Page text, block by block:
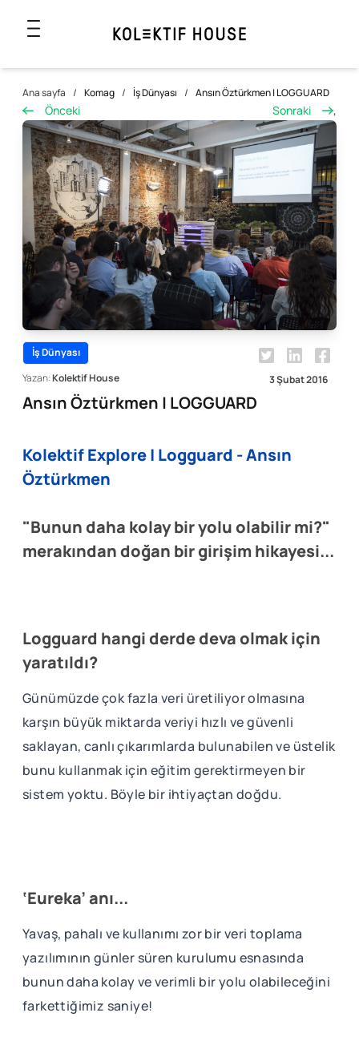
Ana sayfa / Komag / İş Dünyası / Ansın Öztürkmen | LOGGUARD
Önceki Sonraki ,
İş Dünyası
Yazan:Kolektif House 3 Şubat 2016
Ansın Öztürkmen | LOGGUARD
Kolektif Explore | Logguard - Ansın
Öztürkmen
"Bunun daha kolay bir yolu olabilir mi?"
merakından doğan bir girişim hikayesi...
Logguard hangi derde deva olmak için
yaratıldı?
Günümüzde çok fazla veri üretiliyor olmasına
karşın büyük miktarda veriyi hızlı ve güvenli
saklayan, canlı çıkarımlarda bulunabilen ve üstelik
bunu kullanmak için eğitim gerektirmeyen bir
sistem yoktu. Böyle bir ihtiyaçtan doğdu.
‘Eureka’ anı...
Yavaş, pahalı ve kullanımı zor bir veri toplama
yazılımının günler süren kurulumu esnasında
bunun daha kolay ve verimli bir yolu olabileceğini
farkettiğimiz saniye!